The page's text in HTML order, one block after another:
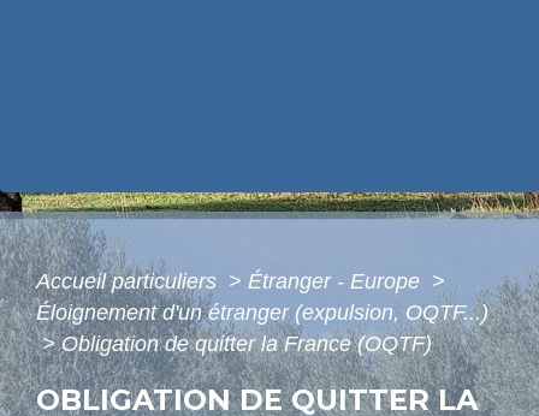
Accueil particuliers > Étranger - Europe >
Éloignement d'un étranger (expulsion, OQTF...)
> Obligation de quitter la France (OQTF)
OBLIGATION DE QUITTER LA